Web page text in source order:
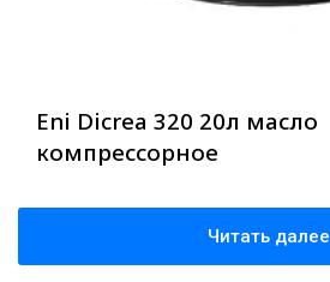
Eni Dicrea 320 20л масло
компрессорное
Читать далее